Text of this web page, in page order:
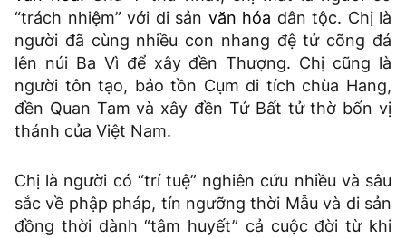
“trách nhiệm” với di sản văn hóa dân tộc. Chị là
người đã cùng nhiều con nhang đệ tử cõng đá
lên núi Ba Vì để xây đền Thượng. Chị cũng là
người tôn tạo, bảo tồn Cụm di tích chùa Hang,
đền Quan Tam và xây đền Tứ Bất tử thờ bốn vị
thánh của Việt Nam.
Chị là người có “trí tuệ” nghiên cứu nhiều và sâu
sắc về phập pháp, tín ngưỡng thời Mẫu và di sản
đồng thời dành “tâm huyết” cả cuộc đời từ khi